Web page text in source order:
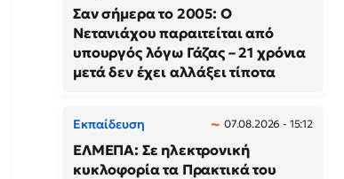
Σαν σήμερα το 2005: Ο
Νετανιάχου παραιτείται από
υπουργός λόγω Γάζας – 21 χρόνια
μετά δεν έχει αλλάξει τίποτα
Εκπαίδευση 07.08.2026 - 15:12
ΕΛΜΕΠΑ: Σε ηλεκτρονική
κυκλοφορία τα Πρακτικά του